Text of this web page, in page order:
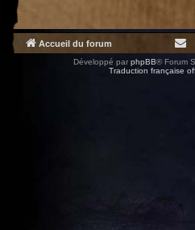
Accueil du forum
Développé par phpBB® Forum
Traduction française